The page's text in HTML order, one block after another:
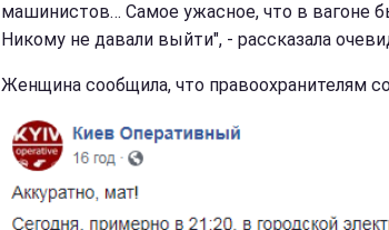
машинистов… Самое ужасное, что в вагоне
Никому не давали выйти", - рассказала
Женщина сообщила, что правоохранителям